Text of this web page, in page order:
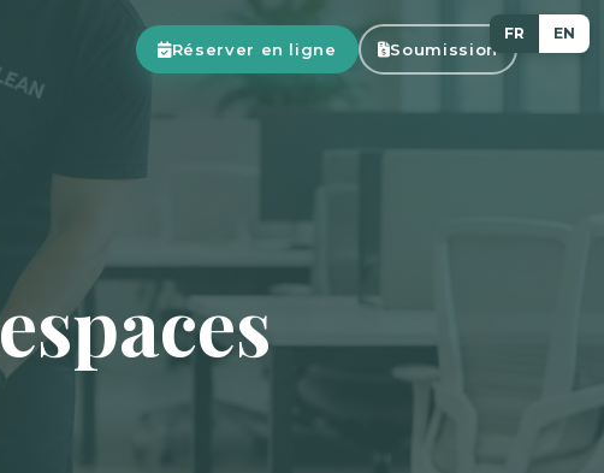
FR EN
Réserver en ligne Soumission